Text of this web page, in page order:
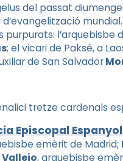
del passat
l’arquebisbe
; el vicari de Paksé, a
de San Salvador
tretze cardenals
Episcopal
emèrit de Madrid;
, arquebisbe